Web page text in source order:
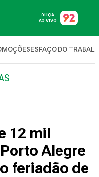
OUÇA
AO VIVO
ESPAÇO DO
12 mil
Alegre
feriadão de